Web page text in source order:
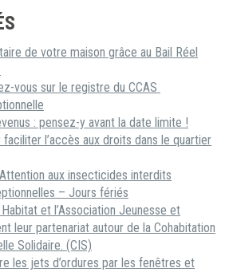
de votre maison grâce au Bail Réel
vous sur le registre du CCAS
: pensez-y avant la date limite !
l’accès aux droits dans le quartier
aux insecticides interdits
– Jours fériés
et l’Association Jeunesse et
leur partenariat autour de la Cohabitation
Solidaire. (CIS)
les jets d’ordures par les fenêtres et